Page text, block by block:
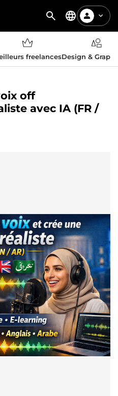
freelancesDesign &
off
avec IA (FR /